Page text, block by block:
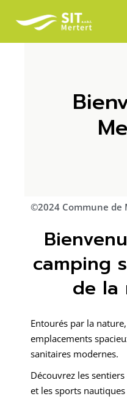
©2024 Commune de
camping
de la
Entourés par la
emplacements
sanitaires modernes.
Découvrez les
et les sports